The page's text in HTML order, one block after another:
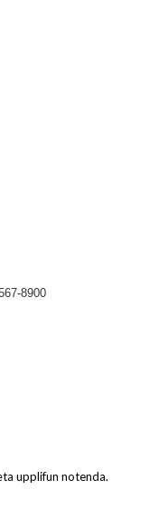
8900
upplifun notenda.